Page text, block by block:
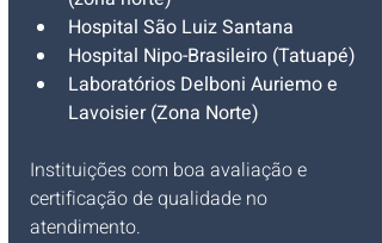
Hospital São Luiz Santana
Hospital Nipo-Brasileiro (Tatuapé)
Laboratórios Delboni Auriemo e
Lavoisier (Zona Norte)
Instituições com boa avaliação e
certificação de qualidade no
atendimento.